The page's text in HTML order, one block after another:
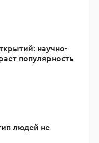
научно-
популярность
людей не